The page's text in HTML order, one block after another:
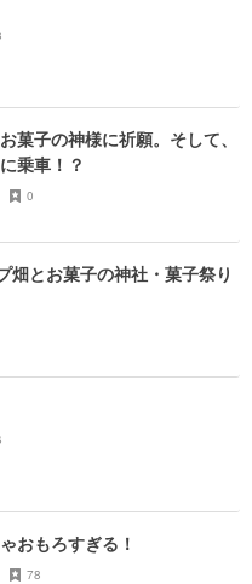
菓子の神様に祈願。そして、
乗車！？
0
畑とお菓子の神社・菓子祭り
おもろすぎる！
78